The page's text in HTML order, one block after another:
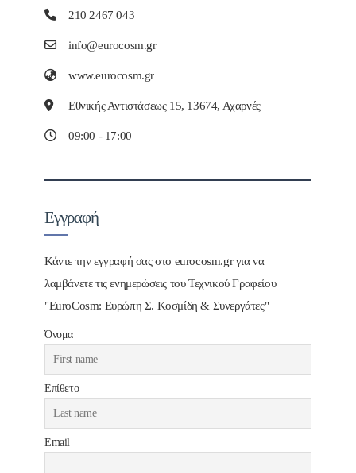
210 2467 043
info@eurocosm.gr
www.eurocosm.gr
Εθνικής Αντιστάσεως 15, 13674, Αχαρνές
09:00 - 17:00
Εγγραφή
Κάντε την εγγραφή σας στο eurocosm.gr για να
λαμβάνετε τις ενημερώσεις του Τεχνικού Γραφείου
"EuroCosm: Ευρώπη Σ. Κοσμίδη & Συνεργάτες"
Όνομα
Επίθετο
Email